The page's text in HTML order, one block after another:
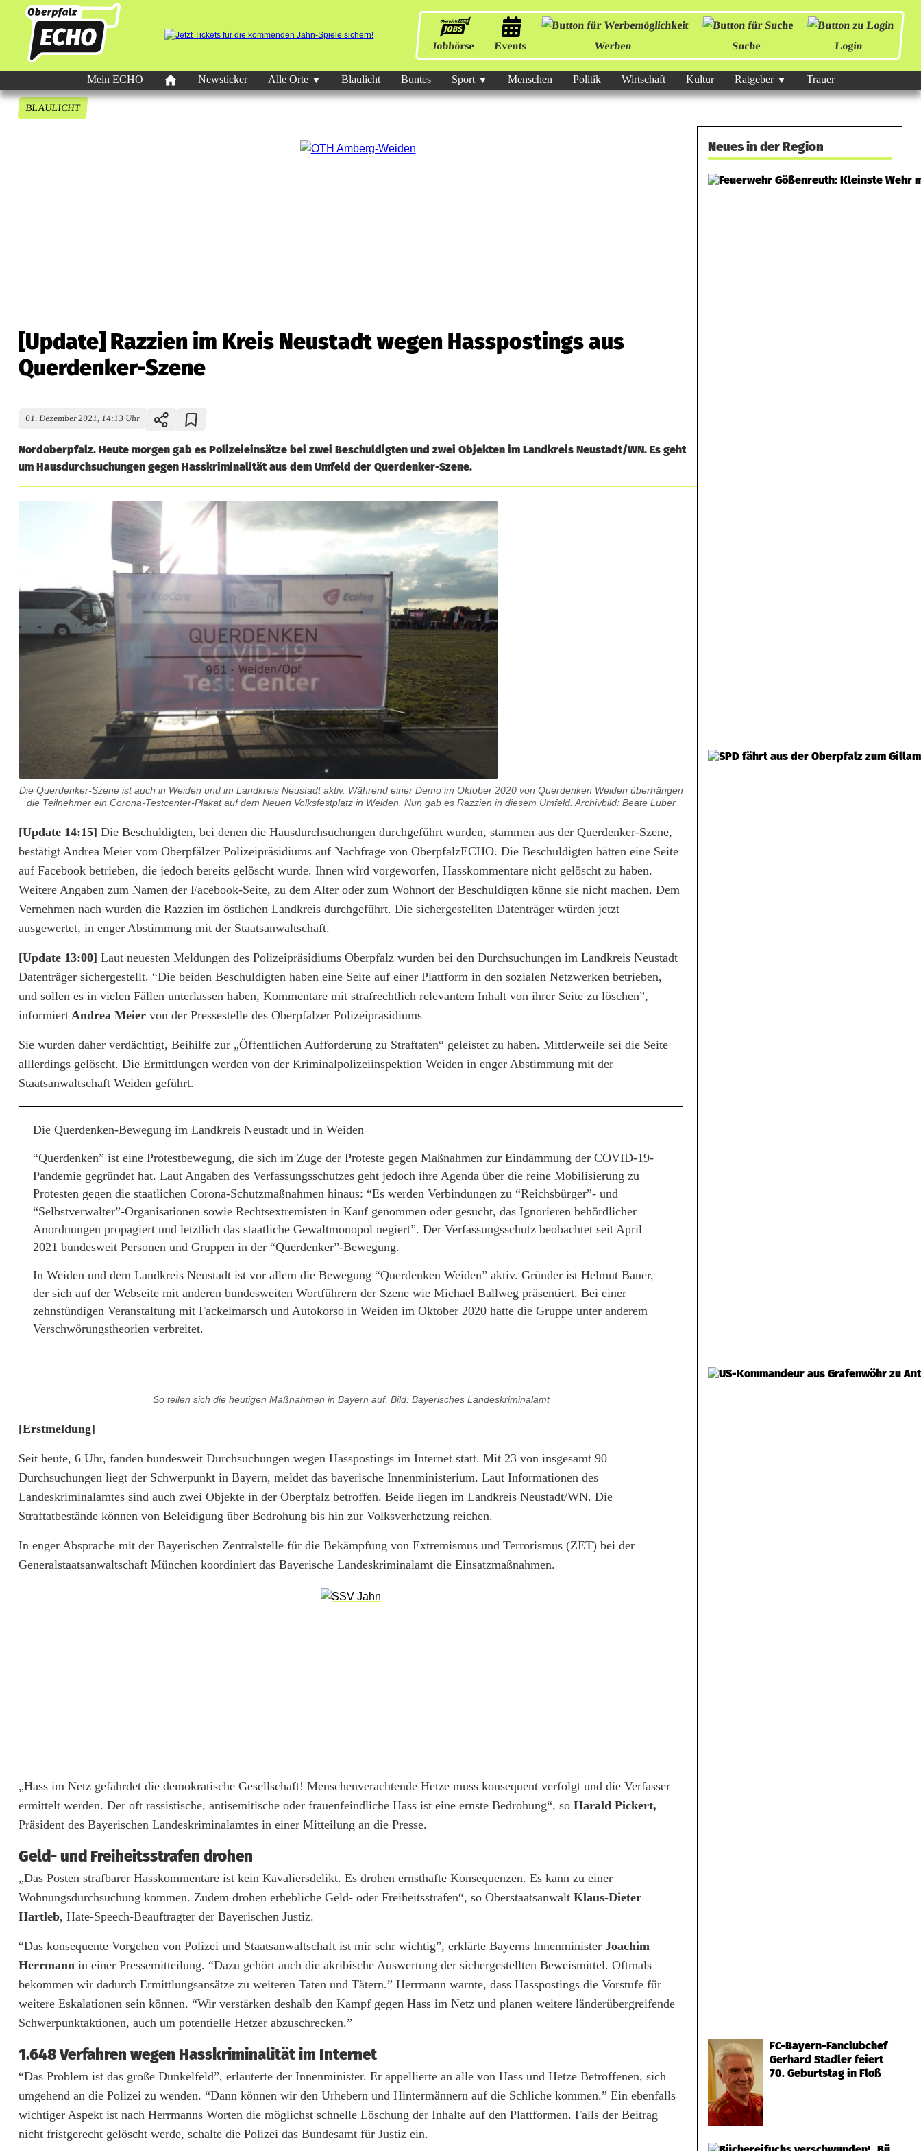
Jobbörse Events Werben Suche Login
Mein ECHO Newsticker Alle Orte Blaulicht Buntes Sport Menschen Politik Wirtschaft Kultur Ratgeber Trauer
BLAULICHT
[Update] Razzien im Kreis Neustadt wegen Hasspostings aus
Querdenker-Szene
01. Dezember 2021, 14:13 Uhr
Nordoberpfalz. Heute morgen gab es Polizeieinsätze bei zwei Beschuldigten und zwei Objekten im Landkreis Neustadt/WN. Es geht
um Hausdurchsuchungen gegen Hasskriminalität aus dem Umfeld der Querdenker-Szene.
d
z
z
i
e
n
i
m
K
r
e
s
N
e
H
a
s
s
o
s
Q
r
d
e
n
k
e
r
-
S
z
Die Querdenker-Szene ist auch in Weiden und im Landkreis Neustadt aktiv. Während einer Demo im Oktober 2020 von Querdenken Weiden überhängen
die Teilnehmer ein Corona-Testcenter-Plakat auf dem Neuen Volksfestplatz in Weiden. Nun gab es Razzien in diesem Umfeld. Archivbild: Beate Luber
[Update 14:15] Die Beschuldigten, bei denen die Hausdurchsuchungen durchgeführt wurden, stammen aus der Querdenker-Szene,
bestätigt Andrea Meier vom Oberpfälzer Polizeipräsidiums auf Nachfrage von OberpfalzECHO. Die Beschuldigten hätten eine Seite
auf Facebook betrieben, die jedoch bereits gelöscht wurde. Ihnen wird vorgeworfen, Hasskommentare nicht gelöscht zu haben.
Weitere Angaben zum Namen der Facebook-Seite, zu dem Alter oder zum Wohnort der Beschuldigten könne sie nicht machen. Dem
Vernehmen nach wurden die Razzien im östlichen Landkreis durchgeführt. Die sichergestellten Datenträger würden jetzt
ausgewertet, in enger Abstimmung mit der Staatsanwaltschaft.
[Update 13:00] Laut neuesten Meldungen des Polizeipräsidiums Oberpfalz wurden bei den Durchsuchungen im Landkreis Neustadt
Datenträger sichergestellt. “Die beiden Beschuldigten haben eine Seite auf einer Plattform in den sozialen Netzwerken betrieben,
und sollen es in vielen Fällen unterlassen haben, Kommentare mit strafrechtlich relevantem Inhalt von ihrer Seite zu löschen”,
informiert Andrea Meier von der Pressestelle des Oberpfälzer Polizeipräsidiums
Sie wurden daher verdächtigt, Beihilfe zur „Öffentlichen Aufforderung zu Straftaten“ geleistet zu haben. Mittlerweile sei die Seite
alllerdings gelöscht. Die Ermittlungen werden von der Kriminalpolizeiinspektion Weiden in enger Abstimmung mit der
Staatsanwaltschaft Weiden geführt.
Die Querdenken-Bewegung im Landkreis Neustadt und in Weiden
“Querdenken” ist eine Protestbewegung, die sich im Zuge der Proteste gegen Maßnahmen zur Eindämmung der COVID-19-
Pandemie gegründet hat. Laut Angaben des Verfassungsschutzes geht jedoch ihre Agenda über die reine Mobilisierung zu
Protesten gegen die staatlichen Corona-Schutzmaßnahmen hinaus: “Es werden Verbindungen zu “Reichsbürger”- und
“Selbstverwalter”-Organisationen sowie Rechtsextremisten in Kauf genommen oder gesucht, das Ignorieren behördlicher
Anordnungen propagiert und letztlich das staatliche Gewaltmonopol negiert”. Der Verfassungsschutz beobachtet seit April
2021 bundesweit Personen und Gruppen in der “Querdenker”-Bewegung.
In Weiden und dem Landkreis Neustadt ist vor allem die Bewegung “Querdenken Weiden” aktiv. Gründer ist Helmut Bauer,
der sich auf der Webseite mit anderen bundesweiten Wortführern der Szene wie Michael Ballweg präsentiert. Bei einer
zehnstündigen Veranstaltung mit Fackelmarsch und Autokorso in Weiden im Oktober 2020 hatte die Gruppe unter anderem
Verschwörungstheorien verbreitet.
So teilen sich die heutigen Maßnahmen in Bayern auf. Bild: Bayerisches Landeskriminalamt
[Erstmeldung]
Seit heute, 6 Uhr, fanden bundesweit Durchsuchungen wegen Hasspostings im Internet statt. Mit 23 von insgesamt 90
Durchsuchungen liegt der Schwerpunkt in Bayern, meldet das bayerische Innenministerium. Laut Informationen des
Landeskriminalamtes sind auch zwei Objekte in der Oberpfalz betroffen. Beide liegen im Landkreis Neustadt/WN. Die
Straftatbestände können von Beleidigung über Bedrohung bis hin zur Volksverhetzung reichen.
In enger Absprache mit der Bayerischen Zentralstelle für die Bekämpfung von Extremismus und Terrorismus (ZET) bei der
Generalstaatsanwaltschaft München koordiniert das Bayerische Landeskriminalamt die Einsatzmaßnahmen.
„Hass im Netz gefährdet die demokratische Gesellschaft! Menschenverachtende Hetze muss konsequent verfolgt und die Verfasser
ermittelt werden. Der oft rassistische, antisemitische oder frauenfeindliche Hass ist eine ernste Bedrohung“, so Harald Pickert,
Präsident des Bayerischen Landeskriminalamtes in einer Mitteilung an die Presse.
Geld- und Freiheitsstrafen drohen
„Das Posten strafbarer Hasskommentare ist kein Kavaliersdelikt. Es drohen ernsthafte Konsequenzen. Es kann zu einer
Wohnungsdurchsuchung kommen. Zudem drohen erhebliche Geld- oder Freiheitsstrafen“, so Oberstaatsanwalt Klaus-Dieter
Hartleb, Hate-Speech-Beauftragter der Bayerischen Justiz.
“Das konsequente Vorgehen von Polizei und Staatsanwaltschaft ist mir sehr wichtig”, erklärte Bayerns Innenminister Joachim
Herrmann in einer Pressemitteilung. “Dazu gehört auch die akribische Auswertung der sichergestellten Beweismittel. Oftmals
bekommen wir dadurch Ermittlungsansätze zu weiteren Taten und Tätern.” Herrmann warnte, dass Hasspostings die Vorstufe für
weitere Eskalationen sein können. “Wir verstärken deshalb den Kampf gegen Hass im Netz und planen weitere länderübergreifende
Schwerpunktaktionen, auch um potentielle Hetzer abzuschrecken.”
1.648 Verfahren wegen Hasskriminalität im Internet
“Das Problem ist das große Dunkelfeld”, erläuterte der Innenminister. Er appellierte an alle von Hass und Hetze Betroffenen, sich
umgehend an die Polizei zu wenden. “Dann können wir den Urhebern und Hintermännern auf die Schliche kommen.” Ein ebenfalls
wichtiger Aspekt ist nach Herrmanns Worten die möglichst schnelle Löschung der Inhalte auf den Plattformen. Falls der Beitrag
nicht fristgerecht gelöscht werde, schalte die Polizei das Bundesamt für Justiz ein.
Neues in der Region
FC-Bayern-Fanclubchef
Gerhard Stadler feiert
70. Geburtstag in Floß